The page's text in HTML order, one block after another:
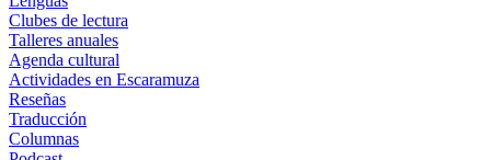
Clubes de lectura
Talleres anuales
Agenda cultural
Actividades en Escaramuza
Reseñas
Traducción
Columnas